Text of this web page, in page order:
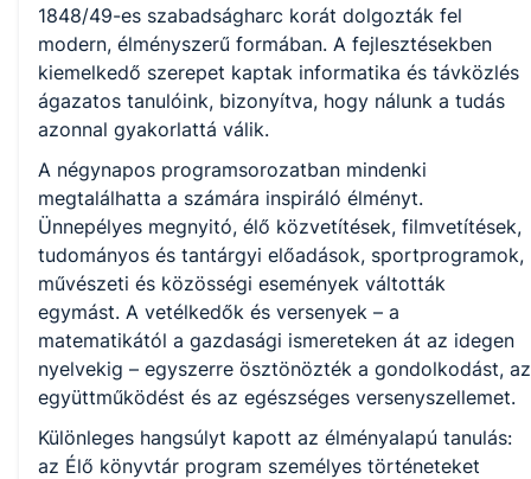
1848/49-es szabadságharc korát dolgozták fel
modern, élményszerű formában. A fejlesztésekben
kiemelkedő szerepet kaptak informatika és távközlés
ágazatos tanulóink, bizonyítva, hogy nálunk a tudás
azonnal gyakorlattá válik.
A négynapos programsorozatban mindenki
megtalálhatta a számára inspiráló élményt.
Ünnepélyes megnyitó, élő közvetítések, filmvetítések,
tudományos és tantárgyi előadások, sportprogramok,
művészeti és közösségi események váltották
egymást. A vetélkedők és versenyek – a
matematikától a gazdasági ismereteken át az idegen
nyelvekig – egyszerre ösztönözték a gondolkodást, az
együttműködést és az egészséges versenyszellemet.
Különleges hangsúlyt kapott az élményalapú tanulás:
az Élő könyvtár program személyes történeteket